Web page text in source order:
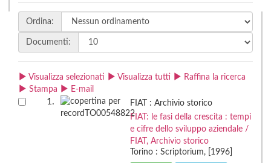
Ordina:
Documenti:
Visualizza selezionati Visualizza tutti
Raffina la ricerca
Stampa
E-mail
1.
FIAT : Archivio storico
FIAT: le fasi della crescita : tempi
e cifre dello sviluppo aziendale /
FIAT, Archivio storico
Torino : Scriptorium, [1996]